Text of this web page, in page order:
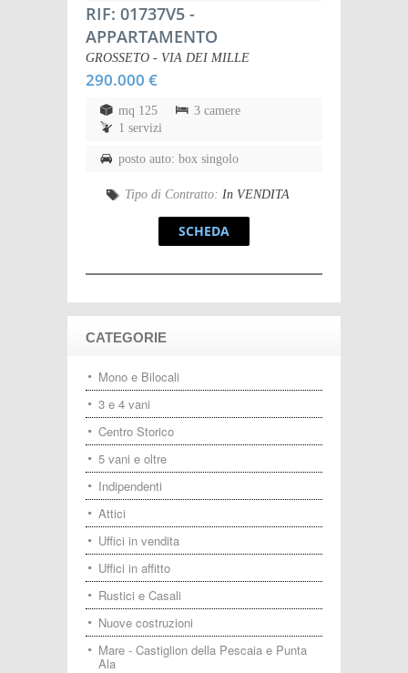
RIF: 01737V5 -
APPARTAMENTO
GROSSETO - VIA DEI MILLE
290.000 €
mq 125
3 camere
1 servizi
posto auto: box singolo
Tipo di Contratto: In VENDITA
SCHEDA
CATEGORIE
Mono e Bilocali
3 e 4 vani
Centro Storico
5 vani e oltre
Indipendenti
Attici
Uffici in vendita
Uffici in affitto
Rustici e Casali
Nuove costruzioni
Mare - Castiglion della Pescaia e Punta
Ala